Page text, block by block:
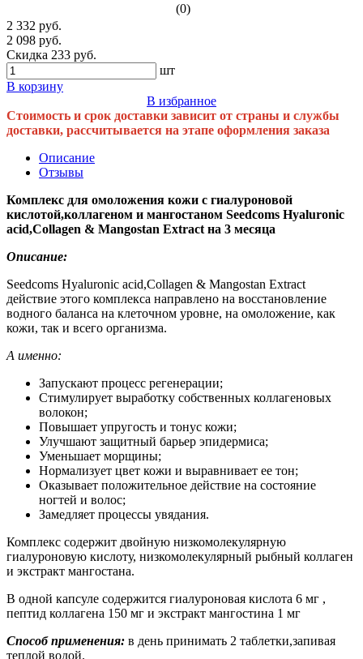
(0)
2 332 руб.
2 098 руб.
Скидка 233 руб.
шт
В корзину
В избранное
Стоимость и срок доставки зависит от страны и службы
доставки, рассчитывается на этапе оформления заказа
Описание
Отзывы
Комплекс для омоложения кожи с гиалуроновой
кислотой,коллагеном и мангостаном Seedcoms Hyaluronic
acid,Collagen & Mangostan Extract на 3 месяца
Описание:
Seedcoms Hyaluronic acid,Collagen & Mangostan Extract
действие этого комплекса направлено на восстановление
водного баланса на клеточном уровне, на омоложение, как
кожи, так и всего организма.
А именно:
Запускают процесс регенерации;
Стимулирует выработку собственных коллагеновых
волокон;
Повышает упругость и тонус кожи;
Улучшают защитный барьер эпидермиса;
Уменьшает морщины;
Нормализует цвет кожи и выравнивает ее тон;
Оказывает положительное действие на состояние
ногтей и волос;
Замедляет процессы увядания.
Комплекс содержит двойную низкомолекулярную
гиалуроновую кислоту, низкомолекулярный рыбный коллаген
и экстракт мангостана.
В одной капсуле содержится гиалуроновая кислота 6 мг ,
пептид коллагена 150 мг и экстракт мангостина 1 мг
Способ применения: в день принимать 2 таблетки,запивая
теплой водой.